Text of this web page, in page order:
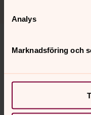
Analys
Marknadsföring och
Synpunkter